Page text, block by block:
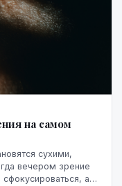
на самом
сухими,
вечером зрение
а